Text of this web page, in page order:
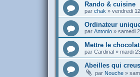
Rando & cuisine
par chak » vendredi
Ordinateur
par Antonio » samedi
Mettre le
par Cardinal » mardi
Abeilles qui
par Nouche »